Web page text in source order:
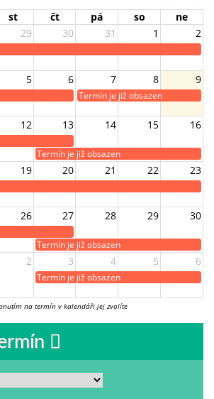
st čt pá so
ne
29 30 31 1 2
5 6 7 8 9
Termín je již obsazen
12 13 14 15 16
Termín je již obsazen
19 20 21 22 23
26 27 28 29 30
Termín je již obsazen
2 3 4 5 6
Termín je již obsazen
na termín v kalendáři jej zvolíte